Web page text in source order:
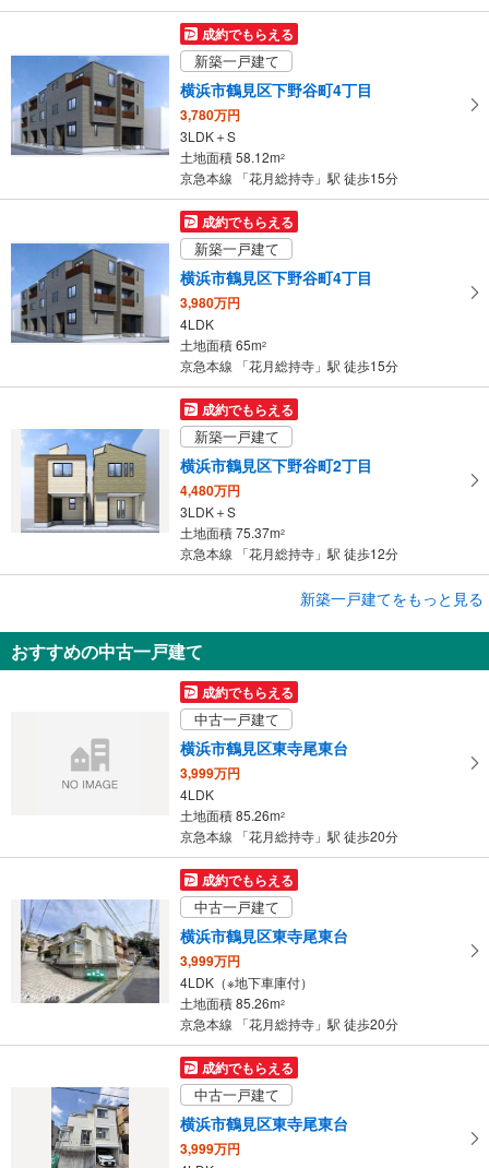
イ
ペ
ー
ジ
に
存
る
成約でもらえる
新築一戸建て
横浜市鶴見区下野谷町4丁目
3,780万円
3LDK＋S
土地面積 58.12m2
京急本線 「花月総持寺」駅 徒歩15分
成約でもらえる
新築一戸建て
横浜市鶴見区下野谷町4丁目
3,980万円
4LDK
土地面積 65m2
京急本線 「花月総持寺」駅 徒歩15分
成約でもらえる
新築一戸建て
横浜市鶴見区下野谷町2丁目
4,480万円
3LDK＋S
土地面積 75.37m2
京急本線 「花月総持寺」駅 徒歩12分
横浜市鶴見区下野谷町4丁目
4,080万円
4LDK
土地面積 59.08m
京急本線 「花月総持寺」駅 徒歩15分
新築一戸建てをもっと見る
おすすめの中古一戸建て
成約でもらえる
中古一戸建て
横浜市鶴見区東寺尾東台
3,999万円
4LDK
土地面積 85.26m2
京急本線 「花月総持寺」駅 徒歩20分
成約でもらえる
中古一戸建て
横浜市鶴見区東寺尾東台
3,999万円
4LDK（※地下車庫付）
土地面積 85.26m2
京急本線 「花月総持寺」駅 徒歩20分
成約でもらえる
中古一戸建て
横浜市鶴見区東寺尾東台
3,999万円